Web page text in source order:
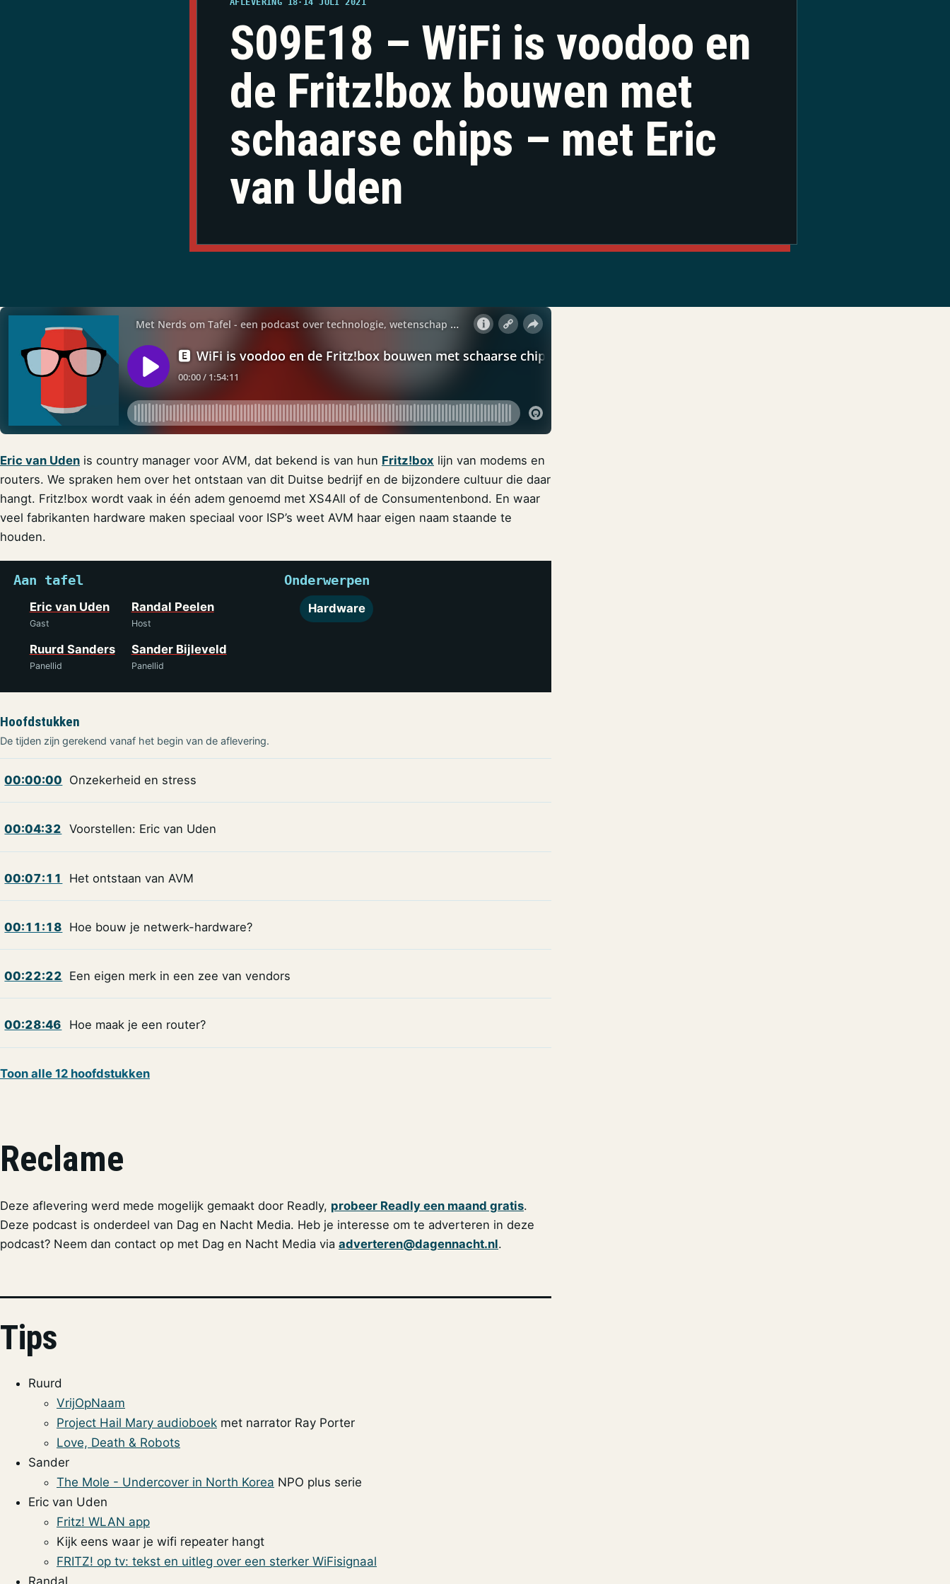
S09E18 – WiFi is voodoo en
de Fritz!box bouwen met
schaarse chips – met Eric
van Uden
Eric van Uden is country manager voor AVM, dat bekend is van hun Fritz!box lijn van modems en
routers. We spraken hem over het ontstaan van dit Duitse bedrijf en de bijzondere cultuur die daar
hangt. Fritz!box wordt vaak in één adem genoemd met XS4All of de Consumentenbond. En waar
veel fabrikanten hardware maken speciaal voor ISP’s weet AVM haar eigen naam staande te
houden.
Aan tafel
Eric van Uden
Gast
Randal Peelen
Host
Ruurd Sanders
Panellid
Sander Bijleveld
Panellid
Onderwerpen
Hardware
Hoofdstukken
De tijden zijn gerekend vanaf het begin van de aflevering.
00:00:00 Onzekerheid en stress
00:04:32 Voorstellen: Eric van Uden
00:07:11 Het ontstaan van AVM
00:11:18 Hoe bouw je netwerk-hardware?
00:22:22 Een eigen merk in een zee van vendors
00:28:46 Hoe maak je een router?
Toon alle 12 hoofdstukken
Reclame
Deze aflevering werd mede mogelijk gemaakt door Readly, probeer Readly een maand gratis.
Deze podcast is onderdeel van Dag en Nacht Media. Heb je interesse om te adverteren in deze
podcast? Neem dan contact op met Dag en Nacht Media via adverteren@dagennacht.nl.
Tips
Ruurd
VrijOpNaam
Project Hail Mary audioboek met narrator Ray Porter
Love, Death & Robots
Sander
The Mole - Undercover in North Korea NPO plus serie
Eric van Uden
Fritz! WLAN app
Kijk eens waar je wifi repeater hangt
FRITZ! op tv: tekst en uitleg over een sterker WiFisignaal